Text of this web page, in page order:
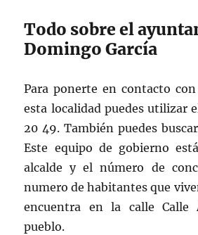
Todo sobre el
Domingo García
Para ponerte en contacto
esta localidad puedes utilizar
20 49. También puedes
Este equipo de gobierno
alcalde y el número de
numero de habitantes que
encuentra en la calle Calle
pueblo.